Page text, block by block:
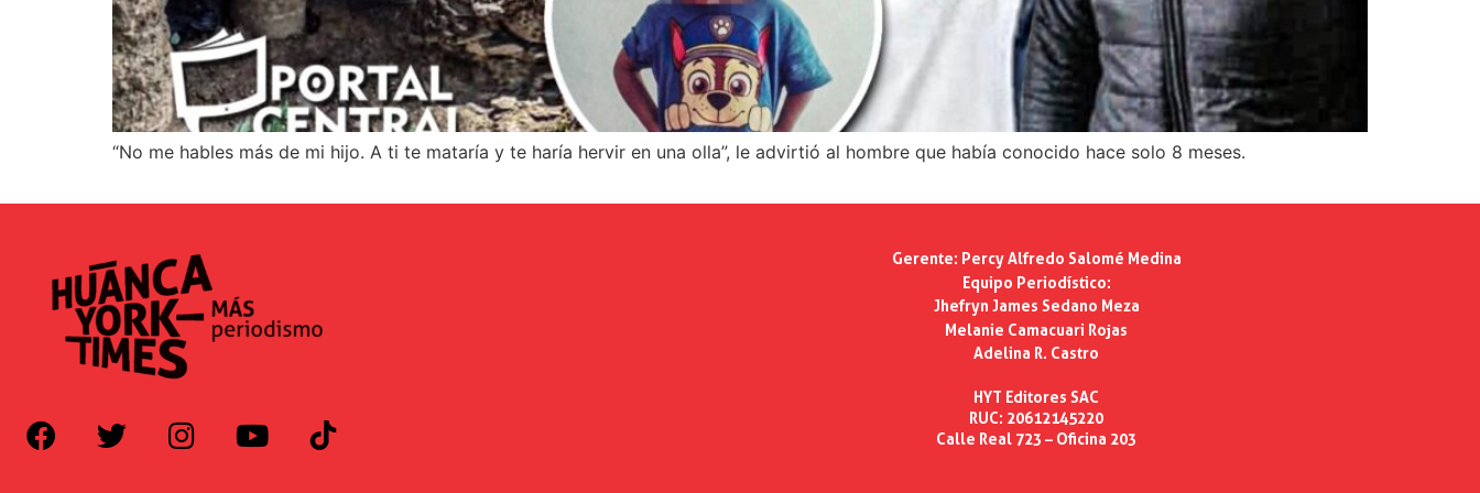
“No me hables más de mi hijo. A ti te mataría y te haría hervir en una olla”, le advirtió al hombre que había conocido hace solo 8 meses.
Gerente: Percy Alfredo Salomé Medina
Equipo Periodístico:
Jhefryn James Sedano Meza
Melanie Camacuari Rojas
Adelina R. Castro
HYT Editores SAC
RUC: 20612145220
Calle Real 723 – Oficina 203